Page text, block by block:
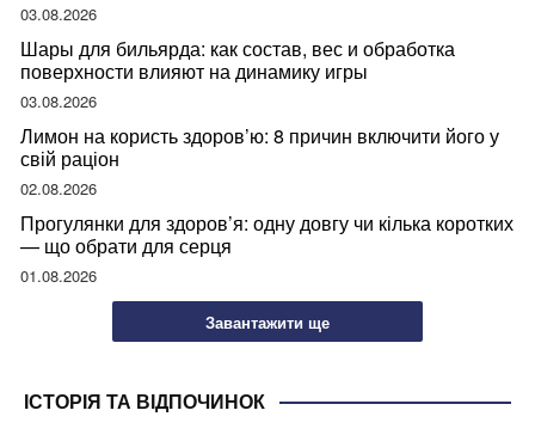
03.08.2026
Шары для бильярда: как состав, вес и обработка
поверхности влияют на динамику игры
03.08.2026
Лимон на користь здоров’ю: 8 причин включити його у
свій раціон
02.08.2026
Прогулянки для здоров’я: одну довгу чи кілька коротких
— що обрати для серця
01.08.2026
Завантажити ще
ІСТОРІЯ ТА ВІДПОЧИНОК